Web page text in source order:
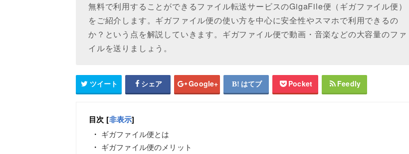
無料で利用することができるファイル転送サービスのGigaFile便（ギガファイル便）
をご紹介します。ギガファイル便の使い方を中心に安全性やスマホで利用できるの
か？という点を解説していきます。ギガファイル便で動画・音楽などの大容量のファ
イルを送りましょう。
ツイート シェア Google+ はてブ Pocket Feedly
目次 [非表示]
ギガファイル便とは
ギガファイル便のメリット